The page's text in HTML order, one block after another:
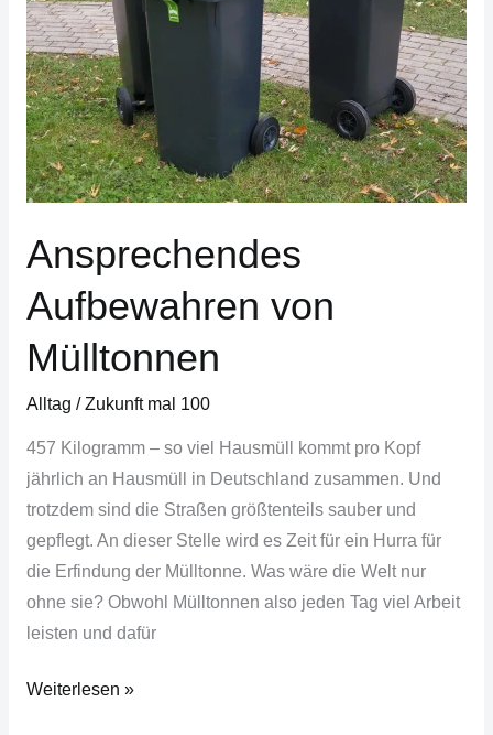
Ansprechendes
Aufbewahren von
Mülltonnen
Alltag /Zukunft mal 100
457 Kilogramm – so viel Hausmüll kommt pro Kopf
jährlich an Hausmüll in Deutschland zusammen. Und
trotzdem sind die Straßen größtenteils sauber und
gepflegt. An dieser Stelle wird es Zeit für ein Hurra für
die Erfindung der Mülltonne. Was wäre die Welt nur
ohne sie? Obwohl Mülltonnen also jeden Tag viel Arbeit
leisten und dafür
Mülltonnen
Weiterlesen »